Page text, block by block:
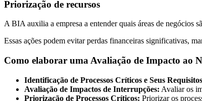
Priorização de recursos
A BIA auxilia a empresa a entender quais áreas de negócios
Essas ações podem evitar perdas financeiras significativas,
Como elaborar uma Avaliação de Impacto ao
Identificação de Processos Críticos e Seus
Avaliação de Impactos de Interrupções: Avaliar os
Priorização de Processos Críticos: Priorizar os